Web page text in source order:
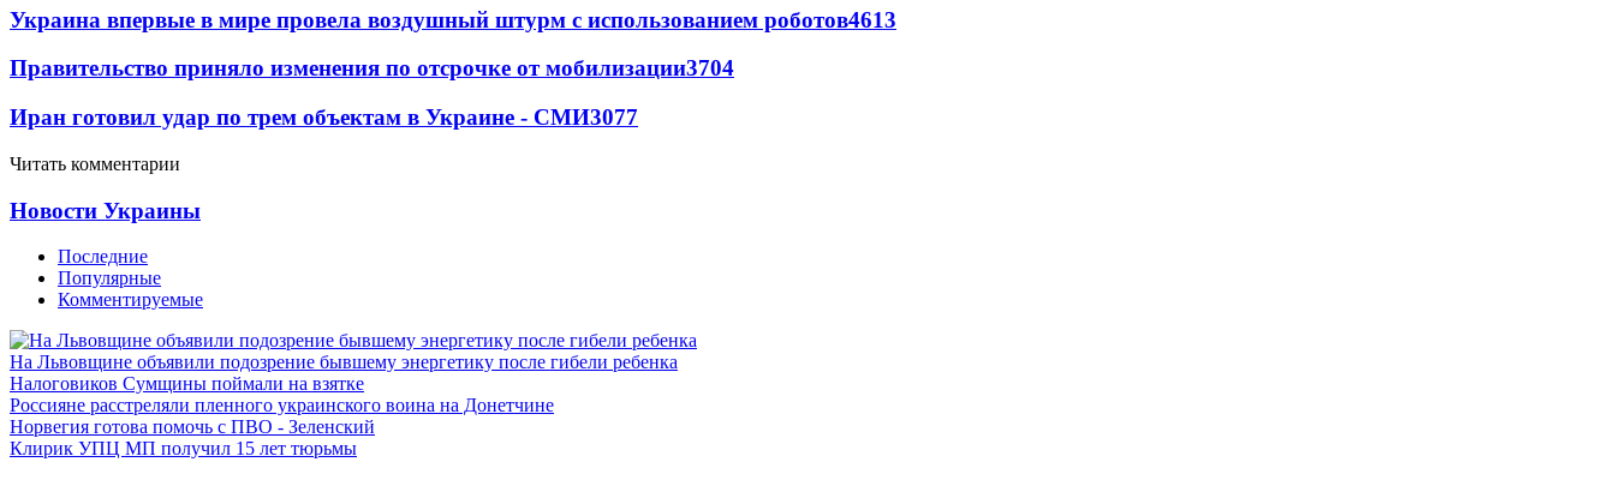
Украина впервые в мире провела воздушный штурм с использованием роботов4613
Правительство приняло изменения по отсрочке от мобилизации3704
Иран готовил удар по трем объектам в Украине - СМИ3077
Читать комментарии
Новости Украины
Последние
Популярные
Комментируемые
На Львовщине объявили подозрение бывшему энергетику после гибели ребенка
Налоговиков Сумщины поймали на взятке
Россияне расстреляли пленного украинского воина на Донетчине
Норвегия готова помочь с ПВО - Зеленский
Клирик УПЦ МП получил 15 лет тюрьмы